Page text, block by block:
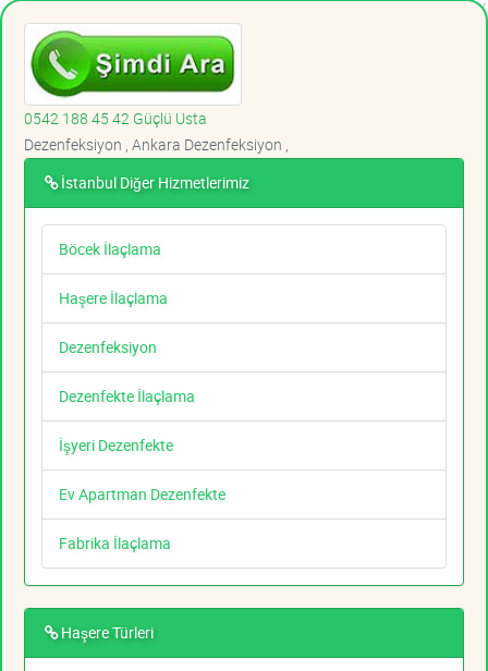
0542 188 45 42 Güçlü Usta
Dezenfeksiyon , Ankara Dezenfeksiyon ,
İstanbul Diğer Hizmetlerimiz
Böcek İlaçlama
Haşere İlaçlama
Dezenfeksiyon
Dezenfekte İlaçlama
İşyeri Dezenfekte
Ev Apartman Dezenfekte
Fabrika İlaçlama
Haşere Türleri